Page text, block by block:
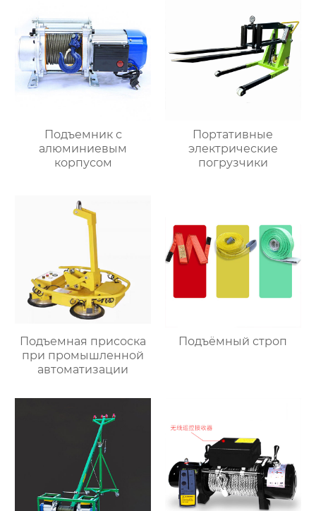
Подъемник с
алюминиевым
корпусом
Портативные
электрические
погрузчики
Подъемная присоска
при промышленной
автоматизации
Подъёмный строп